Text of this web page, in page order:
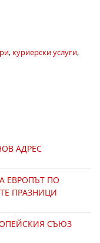
, куриерски услуги,
АДРЕС
ЕВРОПЪТ ПО
ПРАЗНИЦИ
СЪЮЗ